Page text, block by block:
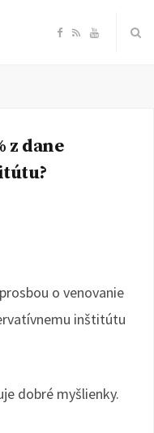
F
e
k
R Y
z dane
o venovanie
inštitútu
dobré myšlienky.